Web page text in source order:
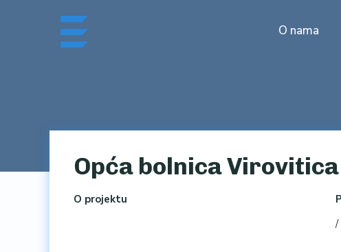
O nama
Opća bolnica Virovitica
O projektu
/